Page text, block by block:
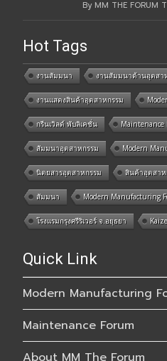
By MM THE FORUM
Hot Tags
งานสัมมนา งานสัมมนาด้านอุตสา
งานแสดงสินค้าอุตสาหกรรม
กรีนเวิลด์ พับลิเคชั่น Maintenance
สัมมนาอุตสาหกรรม Modern
นิตยสารอุตสาหกรรม สินค้าอุตสาห
สัมมนา Modern Manufacturing
โรงแรมกรุงศรีริเวอร์ จ.อยุธยา
Quick Link
Modern Manufacturing
Maintenance Forum